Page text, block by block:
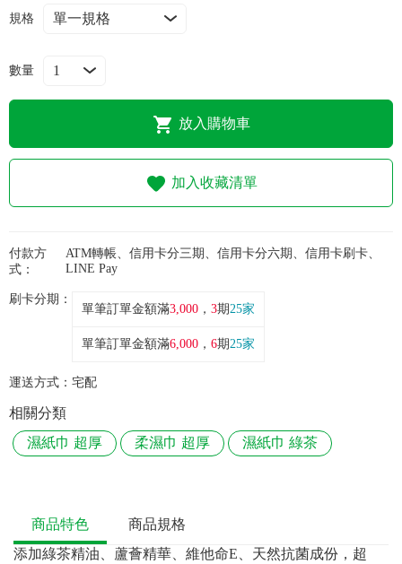
購物流程
常見問題
折價券、紅利說明
規格
數量
放入購物車
加入收藏清單
付款方
式：
ATM轉帳、信用卡分三期、信用卡分六期、信用卡刷卡、
LINE Pay
刷卡分期：
單筆訂單金額滿3,000 ， 3期25家
單筆訂單金額滿6,000 ， 6期25家
運送方式： 宅配
相關分類
濕紙巾 超厚
柔濕巾 超厚 濕紙巾 綠茶
商品特色
商品規格
添加綠茶精油、蘆薈精華、維他命E、天然抗菌成份，超